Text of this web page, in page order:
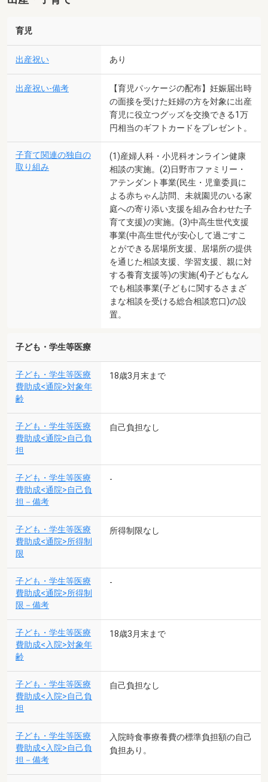
育児
出産祝い あり
出産祝い-備考
【育児パッケージの配布】妊娠届出時
の面接を受けた妊婦の方を対象に出産
育児に役立つグッズを交換できる1万
円相当のギフトカードをプレゼント。
子育て関連の独自の
取り組み
(1)産婦人科・小児科オンライン健康
相談の実施。(2)日野市ファミリー・
アテンダント事業(民生・児童委員に
よる赤ちゃん訪問、未就園児のいる家
庭への寄り添い支援を組み合わせた子
育て支援)の実施。(3)中高生世代支援
事業(中高生世代が安心して過ごすこ
とができる居場所支援、居場所の提供
を通じた相談支援、学習支援、親に対
する養育支援等)の実施(4)子どもなん
でも相談事業(子どもに関するさまざ
まな相談を受ける総合相談窓口)の設
置。
子ども・学生等医療
子ども・学生等医療
費助成<通院>対象年
齢
18歳3月末まで
子ども・学生等医療
費助成<通院>自己負
担
自己負担なし
子ども・学生等医療
費助成<通院>自己負
担－備考
-
子ども・学生等医療
費助成<通院>所得制
限
所得制限なし
子ども・学生等医療
費助成<通院>所得制
限－備考
-
子ども・学生等医療
費助成<入院>対象年
齢
18歳3月末まで
子ども・学生等医療
費助成<入院>自己負
担
自己負担なし
子ども・学生等医療
費助成<入院>自己負
担－備考
入院時食事療養費の標準負担額の自己
負担あり。